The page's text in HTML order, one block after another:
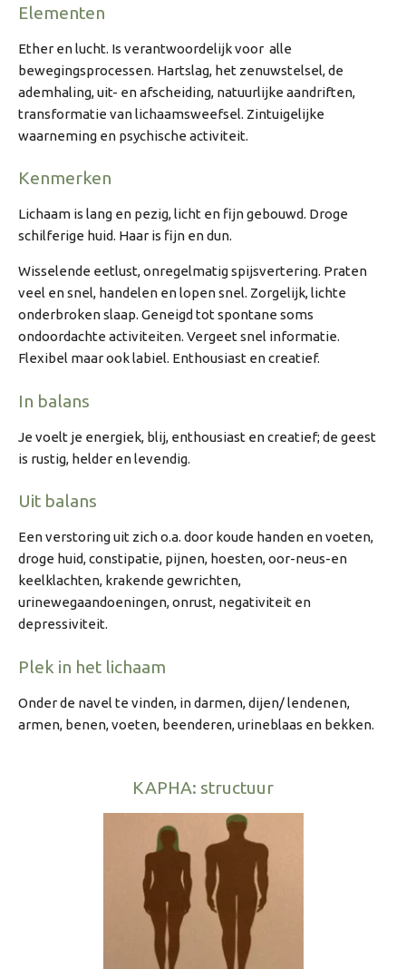
Elementen
Ether en lucht. Is verantwoordelijk voor alle
bewegingsprocessen. Hartslag, het zenuwstelsel, de
ademhaling, uit- en afscheiding, natuurlijke aandriften,
transformatie van lichaamsweefsel. Zintuigelijke
waarneming en psychische activiteit.
Kenmerken
Lichaam is lang en pezig, licht en fijn gebouwd. Droge
schilferige huid. Haar is fijn en dun.
Wisselende eetlust, onregelmatig spijsvertering. Praten
veel en snel, handelen en lopen snel. Zorgelijk, lichte
onderbroken slaap. Geneigd tot spontane soms
ondoordachte activiteiten. Vergeet snel informatie.
Flexibel maar ook labiel. Enthousiast en creatief.
In balans
Je voelt je energiek, blij, enthousiast en creatief; de geest
is rustig, helder en levendig.
Uit balans
Een verstoring uit zich o.a. door koude handen en voeten,
droge huid, constipatie, pijnen, hoesten, oor-neus-en
keelklachten, krakende gewrichten,
urinewegaandoeningen, onrust, negativiteit en
depressiviteit.
Plek in het lichaam
Onder de navel te vinden, in darmen, dijen/ lendenen,
armen, benen, voeten, beenderen, urineblaas en bekken.
KAPHA: structuur